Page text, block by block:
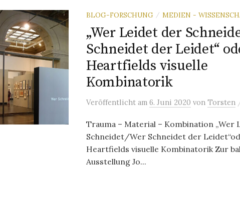
BLOG-FORSCHUNG / MEDIEN -
„Wer Leidet der
Schneidet der Leidet“
Heartfields visuelle
Kombinatorik
Veröffentlicht am 6. Juni 2020 von Torsten
Trauma – Material – Kombination „Wer
Schneidet/Wer Schneidet der
Heartfields visuelle Kombinatorik Zur
Ausstellung Jo...